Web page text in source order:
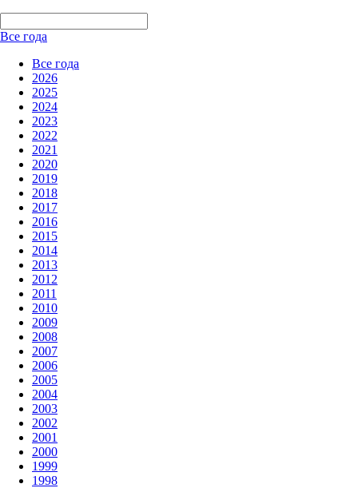
Все года
Все года
2026
2025
2024
2023
2022
2021
2020
2019
2018
2017
2016
2015
2014
2013
2012
2011
2010
2009
2008
2007
2006
2005
2004
2003
2002
2001
2000
1999
1998